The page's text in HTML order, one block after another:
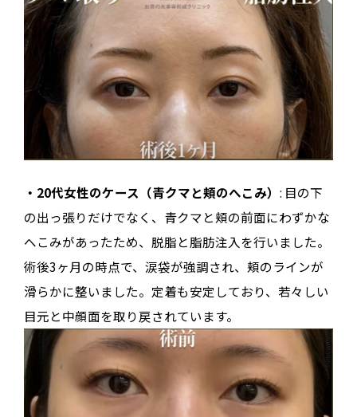
・20代女性のケース（青クマと頬のへこみ） : 目の下
の出っ張りだけでなく、青クマと頬の前面にわずかな
へこみがあったため、脱脂と脂肪注入を行いました。
術後3ヶ月の時点で、涙袋が強調され、頬のラインが
滑らかに整いました。定着も安定しており、若々しい
目元と中顔面を取り戻されています。